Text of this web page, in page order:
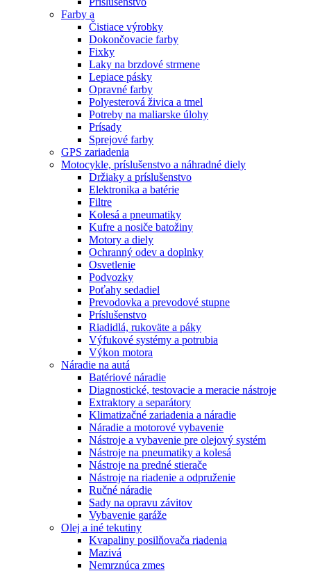
Farby a
Čistiace výrobky
Dokončovacie farby
Fixky
Laky na brzdové strmene
Lepiace pásky
Opravné farby
Polyesterová živica a tmel
Potreby na maliarske úlohy
Prísady
Sprejové farby
GPS zariadenia
Motocykle, príslušenstvo a náhradné diely
Držiaky a príslušenstvo
Elektronika a batérie
Filtre
Kolesá a pneumatiky
Kufre a nosiče batožiny
Motory a diely
Ochranný odev a doplnky
Osvetlenie
Podvozky
Poťahy sedadiel
Prevodovka a prevodové stupne
Príslušenstvo
Riadidlá, rukoväte a páky
Výfukové systémy a potrubia
Výkon motora
Náradie na autá
Batériové náradie
Diagnostické, testovacie a meracie nástroje
Extraktory a separátory
Klimatizačné zariadenia a náradie
Náradie a motorové vybavenie
Nástroje a vybavenie pre olejový systém
Nástroje na pneumatiky a kolesá
Nástroje na predné stierače
Nástroje na riadenie a odpruženie
Ručné náradie
Sady na opravu závitov
Vybavenie garáže
Olej a iné tekutiny
Kvapaliny posilňovača riadenia
Mazivá
Nemrznúca zmes